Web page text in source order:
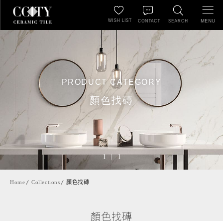
SEARCH
WISH LIST CONTACT MENU
PRODUCT CATEGORY
顏色找磚
1 1
Home Collections 顏色找磚
顏色找磚